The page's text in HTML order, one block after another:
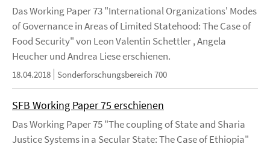
Das Working Paper 73 "International Organizations' Modes
of Governance in Areas of Limited Statehood: The Case of
Food Security" von Leon Valentin Schettler , Angela
Heucher und Andrea Liese erschienen.
18.04.2018 Sonderforschungsbereich 700
SFB Working Paper 75 erschienen
Das Working Paper 75 "The coupling of State and Sharia
Justice Systems in a Secular State: The Case of Ethiopia"